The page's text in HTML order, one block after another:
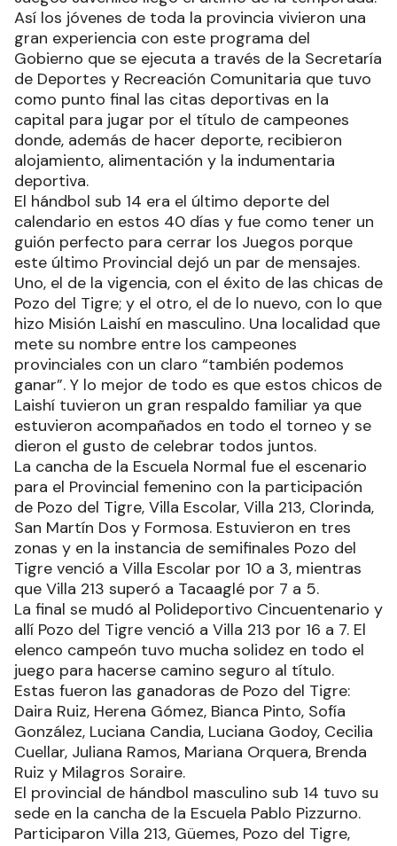
Así los jóvenes de toda la provincia vivieron una
gran experiencia con este programa del
Gobierno que se ejecuta a través de la Secretaría
de Deportes y Recreación Comunitaria que tuvo
como punto final las citas deportivas en la
capital para jugar por el título de campeones
donde, además de hacer deporte, recibieron
alojamiento, alimentación y la indumentaria
deportiva.
El hándbol sub 14 era el último deporte del
calendario en estos 40 días y fue como tener un
guión perfecto para cerrar los Juegos porque
este último Provincial dejó un par de mensajes.
Uno, el de la vigencia, con el éxito de las chicas de
Pozo del Tigre; y el otro, el de lo nuevo, con lo que
hizo Misión Laishí en masculino. Una localidad que
mete su nombre entre los campeones
provinciales con un claro “también podemos
ganar”. Y lo mejor de todo es que estos chicos de
Laishí tuvieron un gran respaldo familiar ya que
estuvieron acompañados en todo el torneo y se
dieron el gusto de celebrar todos juntos.
La cancha de la Escuela Normal fue el escenario
para el Provincial femenino con la participación
de Pozo del Tigre, Villa Escolar, Villa 213, Clorinda,
San Martín Dos y Formosa. Estuvieron en tres
zonas y en la instancia de semifinales Pozo del
Tigre venció a Villa Escolar por 10 a 3, mientras
que Villa 213 superó a Tacaaglé por 7 a 5.
La final se mudó al Polideportivo Cincuentenario y
allí Pozo del Tigre venció a Villa 213 por 16 a 7. El
elenco campeón tuvo mucha solidez en todo el
juego para hacerse camino seguro al título.
Estas fueron las ganadoras de Pozo del Tigre:
Daira Ruiz, Herena Gómez, Bianca Pinto, Sofía
González, Luciana Candia, Luciana Godoy, Cecilia
Cuellar, Juliana Ramos, Mariana Orquera, Brenda
Ruiz y Milagros Soraire.
El provincial de hándbol masculino sub 14 tuvo su
sede en la cancha de la Escuela Pablo Pizzurno.
Participaron Villa 213, Güemes, Pozo del Tigre,